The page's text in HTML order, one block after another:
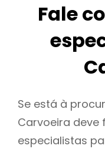
Fale
Se está à
Carvoeira deve
especialistas